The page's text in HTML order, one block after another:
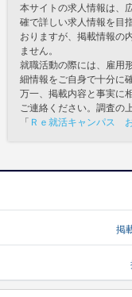
本サイトの求人情報は、
確で詳しい求人情報を目
おりますが、掲載情報の
ません。
就職活動の際には、雇用
細情報をご自身で十分に
万一、掲載内容と事実に
ご連絡ください。調査の
「 Ｒｅ就活キャンパス
掲